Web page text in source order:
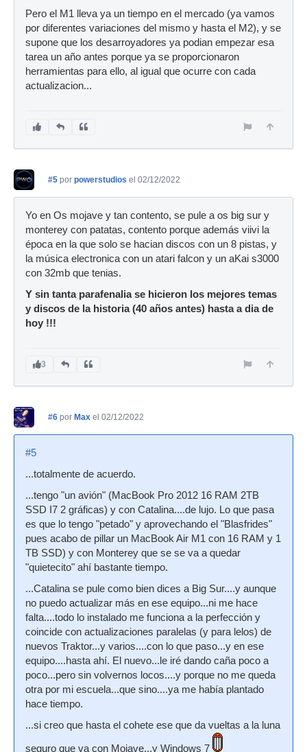
Pero el M1 lleva ya un tiempo en el mercado (ya vamos
por diferentes variaciones del mismo y hasta el M2), y se
supone que los desarroyadores ya podian empezar esa
tarea un año antes porque ya se proporcionaron
herramientas para ello, al igual que ocurre con cada
actualizacion...
#5 por powerstudios el 02/12/2022
Yo en Os mojave y tan contento, se pule a os big sur y
monterey con patatas, contento porque además viivi la
época en la que solo se hacian discos con un 8 pistas, y
la música electronica con un atari falcon y un aKai s3000
con 32mb que tenias.
Y sin tanta parafenalia se hicieron los mejores temas
y discos de la historia (40 años antes) hasta a dia de
hoy !!!
3
#6 por Max el 02/12/2022
#5
...totalmente de acuerdo.
...tengo "un avión" (MacBook Pro 2012 16 RAM 2TB
SSD I7 2 gráficas) y con Catalina....de lujo. Lo que pasa
es que lo tengo "petado" y aprovechando el "Blasfrides"
pues acabo de pillar un MacBook Air M1 con 16 RAM y 1
TB SSD) y con Monterey que se se va a quedar
"quietecito" ahí bastante tiempo.
...Catalina se pule como bien dices a Big Sur....y aunque
no puedo actualizar más en ese equipo...ni me hace
falta....todo lo instalado me funciona a la perfección y
coincide con actualizaciones paralelas (y para lelos) de
nuevos Traktor...y varios....con lo que paso...y en ese
equipo....hasta ahí. El nuevo...le iré dando caña poco a
poco...pero sin volvernos locos....y porque no me queda
otra por mi escuela...que sino....ya me había plantado
hace tiempo.
...si creo que hasta el cohete ese que da vueltas a la luna
seguro que va con Mojave...y Windows 7